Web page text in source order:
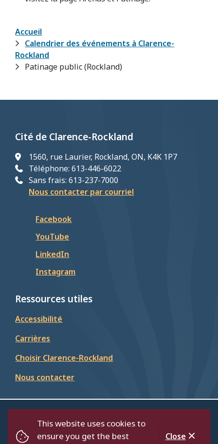
This website uses cookies to
ensure you get the best
Close
Fil
d'Ariane
Accueil
Calendrier des événements à Clarence-
Rockland
Patinage public (Rockland)
Cité de Clarence-Rockland
1560, rue Laurier, Rockland, ON, K4K 1P7
Téléphone: 613-446-6022
Sans frais: 613-237-7000
Nous contacter par courriel
Facebook
YouTube
LinkedIn
Instagram
Ressources utiles
Accessibilité
Carrières
Choisir Clarence-Rockland
Nous contacter
Footer
RépertoirePolitique de confidentialité
Accessibilité